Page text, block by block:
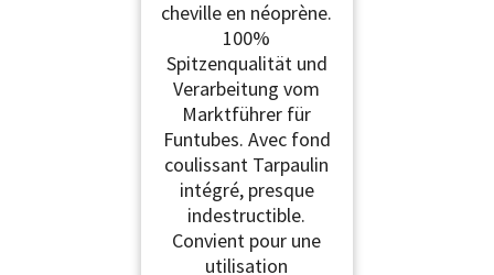
cheville en néoprène.
100%
Spitzenqualität und
Verarbeitung vom
Marktführer für
Funtubes. Avec fond
coulissant Tarpaulin
intégré, presque
indestructible.
Convient pour une
utilisation